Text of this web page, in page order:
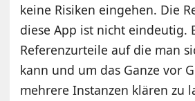
keine Risiken eingehen. Die
diese App ist nicht eindeutig.
Referenzurteile auf die man
kann und um das Ganze vor
mehrere Instanzen klären zu